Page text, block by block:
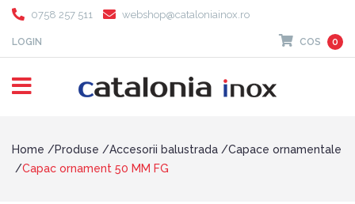
0758 257 511 webshop@cataloniainox.ro
LOGIN COS 0
Home Produse Accesorii balustrada
Capace ornamentale
Capac ornament 50 MM FG